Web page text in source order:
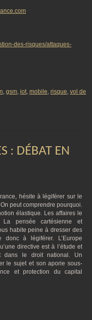
des-risques/attaques-
, gsm, iot, mobile, risque, vol de
: DÉBAT EN
hésite à légiférer sur le
peut comprendre pourquoi.
élastique. Les affaires le
pensée cartésienne et
habite peine à dresser des
donc à légiférer. L’Europe
directive est à l’étude et
dans le droit national. Un
le sujet et son aporie sous-
et protection du capital